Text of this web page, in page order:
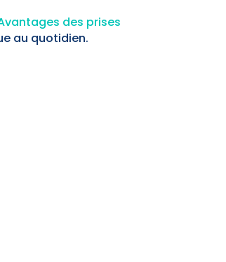
des prises
au quotidien.